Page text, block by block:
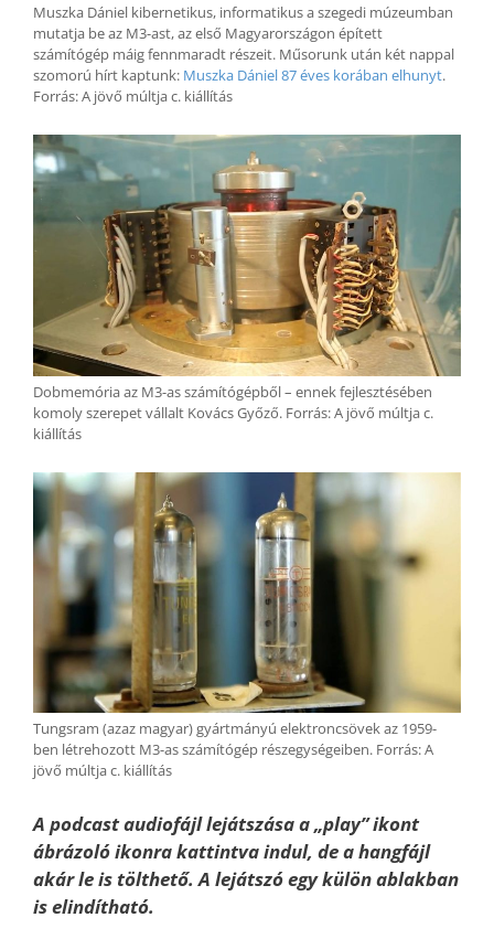
Muszka Dániel kibernetikus, informatikus a szegedi múzeumban
mutatja be az M3-ast, az első Magyarországon épített
számítógép máig fennmaradt részeit. Műsorunk után két nappal
szomorú hírt kaptunk: Muszka Dániel 87 éves korában elhunyt.
Forrás: A jövő múltja c. kiállítás
Dobmemória az M3-as számítógépből – ennek fejlesztésében
komoly szerepet vállalt Kovács Győző. Forrás: A jövő múltja c.
kiállítás
Tungsram (azaz magyar) gyártmányú elektroncsövek az 1959-
ben létrehozott M3-as számítógép részegységeiben. Forrás: A
jövő múltja c. kiállítás
A podcast audiofájl lejátszása a „play” ikont
ábrázoló ikonra kattintva indul, de a hangfájl
akár le is tölthető. A lejátszó egy külön ablakban
is elindítható.